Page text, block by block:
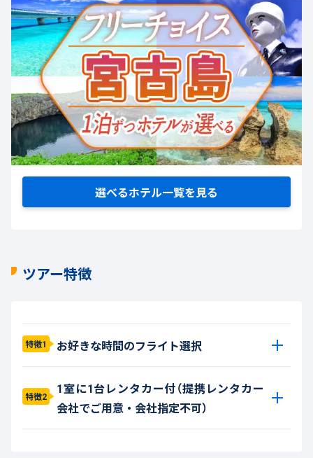
選べるホテル一覧を見る
ツアー特徴
特徴1 お好きな時間のフライト選択
特徴2
1室に1台レンタカー付（提携レンタカー
会社でご用意・会社指定不可）